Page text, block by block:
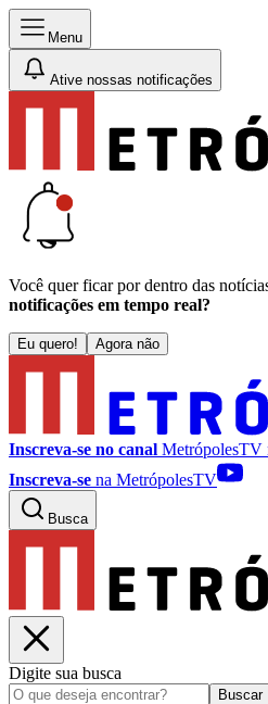
Menu
Ative nossas notificações
Você quer ficar por dentro das
notificações em tempo real?
Eu quero! Agora não
Inscreva-se no canal MetrópolesTV
Inscreva-se na MetrópolesTV
Busca
Digite sua busca
Buscar